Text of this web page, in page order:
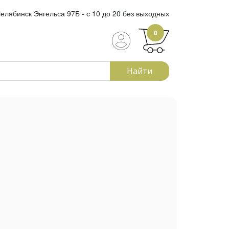
Энгельса 97Б - с 10 до 20 без выходных
0
Найти